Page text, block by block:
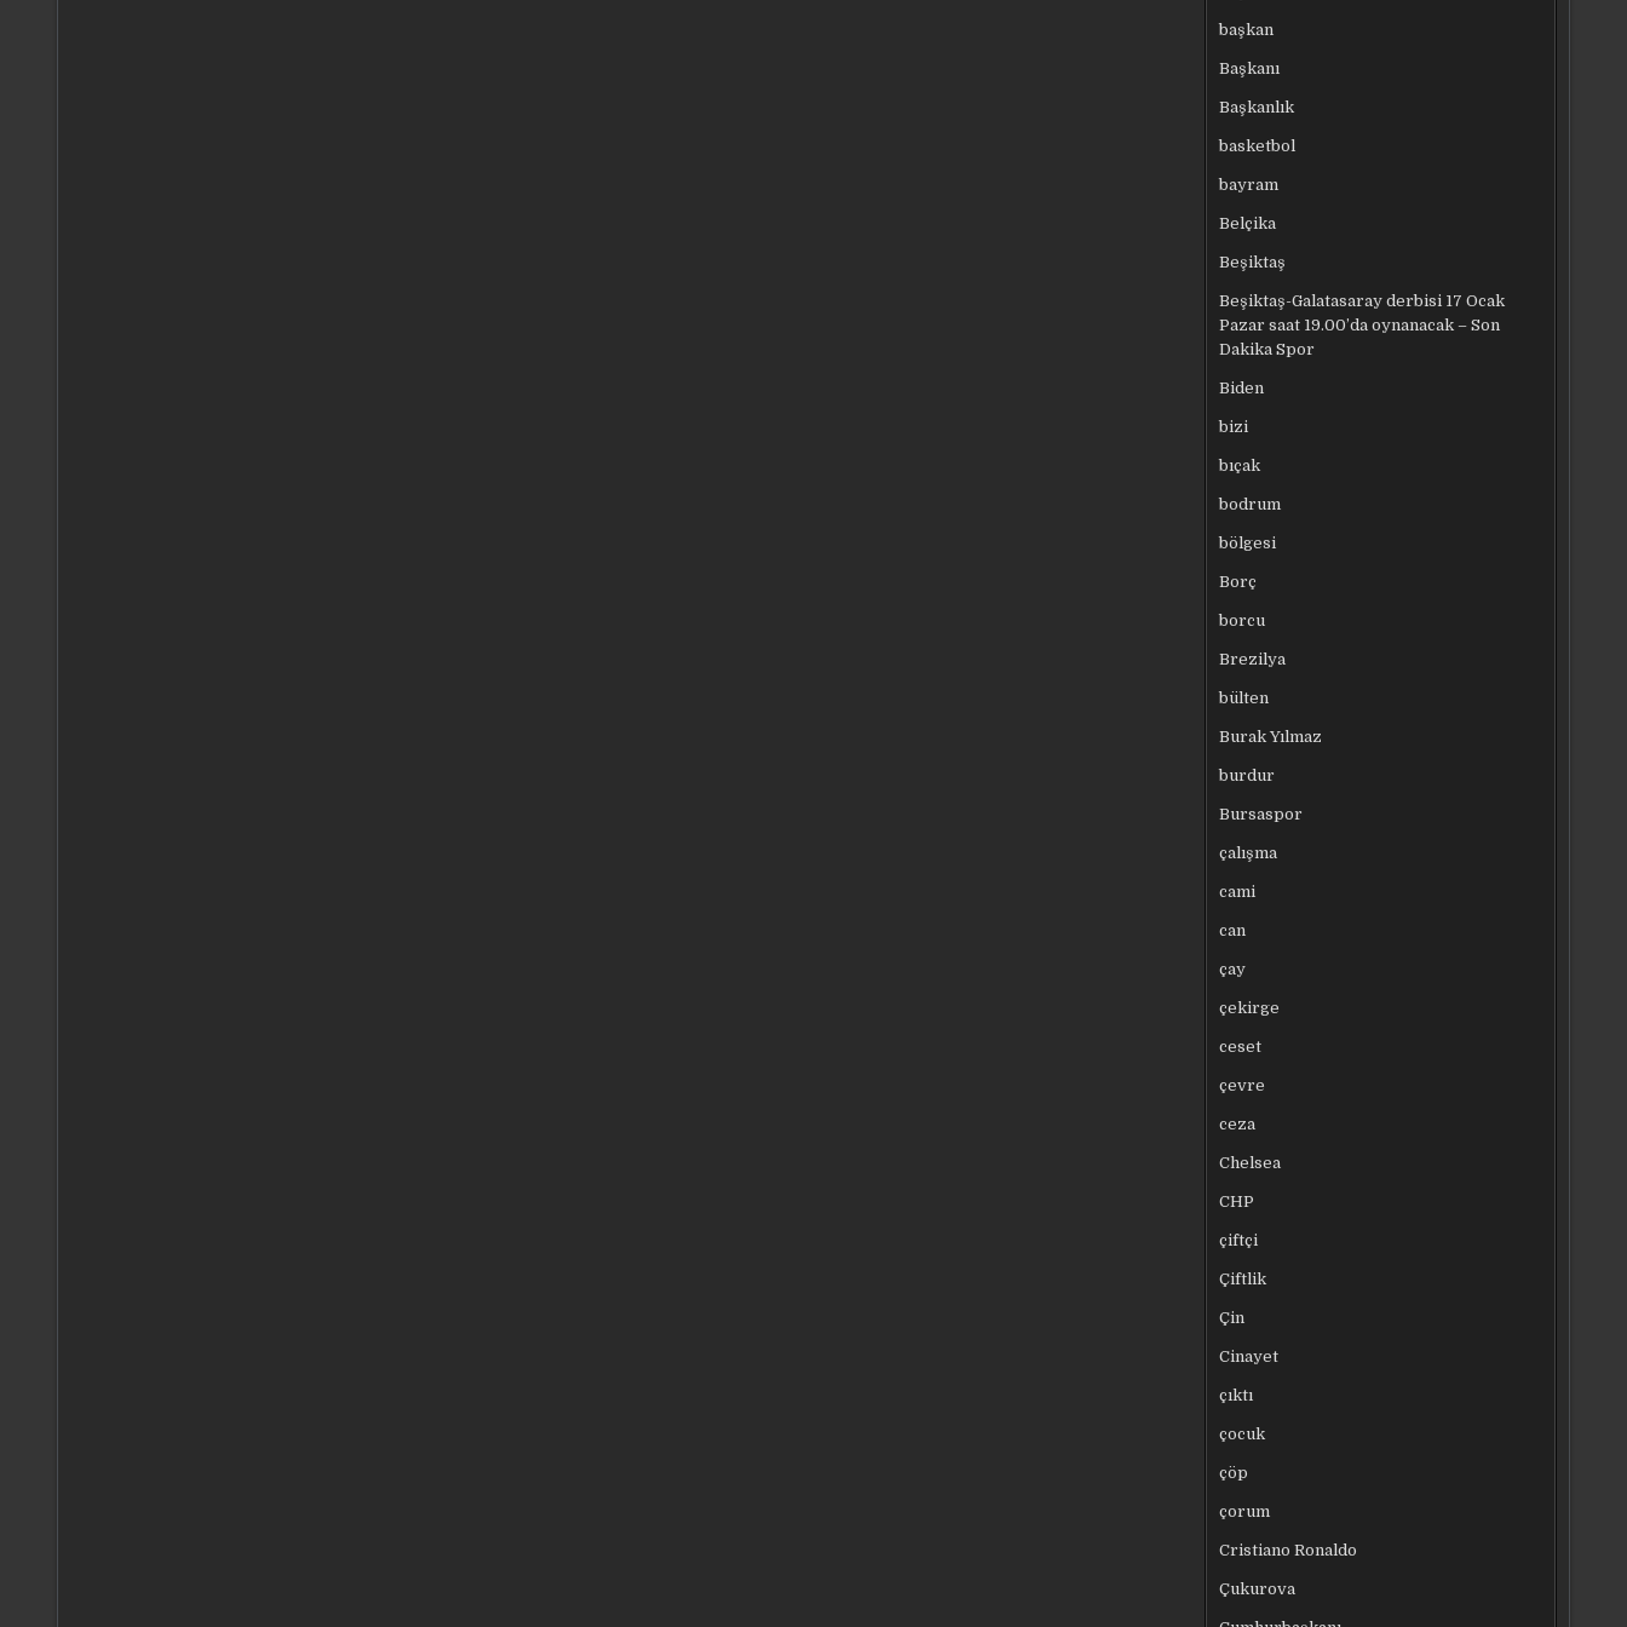
başkan
Başkanı
Başkanlık
basketbol
bayram
Belçika
Beşiktaş
Beşiktaş-Galatasaray derbisi 17 Ocak
Pazar saat 19.00’da oynanacak – Son
Dakika Spor
Biden
bizi
bıçak
bodrum
bölgesi
Borç
borcu
Brezilya
bülten
Burak Yılmaz
burdur
Bursaspor
çalışma
cami
can
çay
çekirge
ceset
çevre
ceza
Chelsea
CHP
çiftçi
Çiftlik
Çin
Cinayet
çıktı
çocuk
çöp
çorum
Cristiano Ronaldo
Çukurova